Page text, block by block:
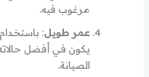
مرغوب فيه.
عمر طويل:
يكون في أفضل
الصيانة.